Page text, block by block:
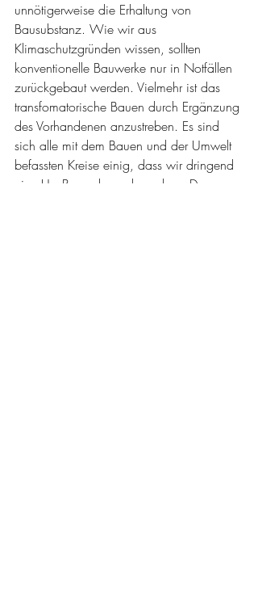
unnötigerweise die Erhaltung von
Bausubstanz. Wie wir aus
Klimaschutzgründen wissen, sollten
konventionelle Bauwerke nur in Notfällen
zurückgebaut werden. Vielmehr ist das
transfomatorische Bauen durch Ergänzung
des Vorhandenen anzustreben. Es sind
sich alle mit dem Bauen und der Umwelt
befassten Kreise einig, dass wir dringend
eine Um-Bauordnung brauchen. Der